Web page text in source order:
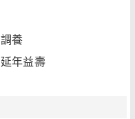
養
年益壽